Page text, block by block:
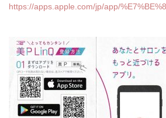
https://apps.apple.com/jp/app/